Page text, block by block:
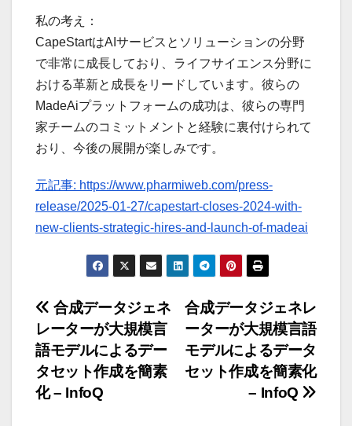
私の考え：
CapeStartはAIサービスとソリューションの分野
で非常に成長しており、ライフサイエンス分野に
おける革新と成長をリードしています。彼らの
MadeAiプラットフォームの成功は、彼らの専門
家チームのコミットメントと経験に裏付けられて
おり、今後の展開が楽しみです。
元記事: https://www.pharmiweb.com/press-
release/2025-01-27/capestart-closes-2024-with-
new-clients-strategic-hires-and-launch-of-madeai
投
稿
ナ
ビ
合成データジェネレ
ーターが大規模言語
モデルによるデータ
セット作成を簡素化
– InfoQ
合成データジェネ
レーターが大規模言
語モデルによるデー
タセット作成を簡素
化 – InfoQ